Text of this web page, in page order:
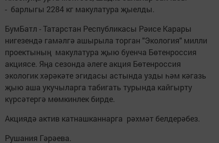
- барлыгы 2284 кг макулатура җыелды.
БумБатл - Татарстан Республикасы Рәисе Карары
нигезендә гамәлгә ашырыла торган "Экология" милли
проектының макулатура җыю буенча Бөтенроссия
акциясе. Яңа сезонда әлеге акция Бөтенроссия
экологик хәрәкәте эгидасы астында узды һәм кәгазь
җыю аша укучыларга табигать турында кайгырту
күрсәтергә мөмкинлек бирде.
Акциядә актив катнашканнарга рәхмәт белдерәбез.
Рушания Гәрәева.